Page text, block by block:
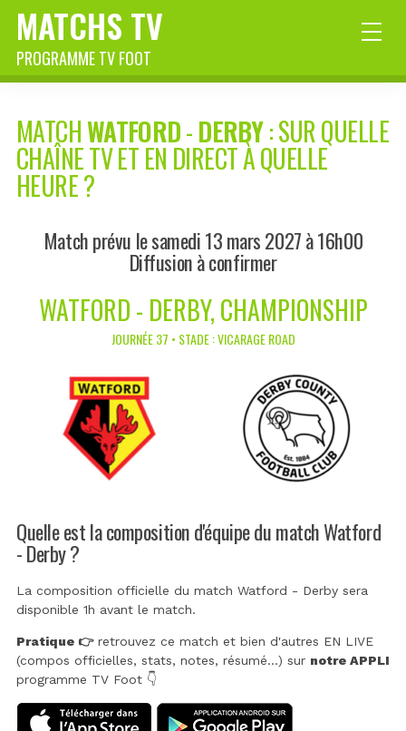
MATCHS TV
PROGRAMME TV FOOT
MATCHWATFORD-DERBY: SUR QUELLE
CHAÎNE TV ET EN DIRECT À QUELLE
HEURE ?
Match prévu le samedi 13 mars 2027 à 16h00
Diffusion à confirmer
WATFORD - DERBY, CHAMPIONSHIP
JOURNÉE 37 • STADE : VICARAGE ROAD
Quelle est la composition d'équipe du match Watford
- Derby ?
La composition officielle du match Watford - Derby sera
disponible 1h avant le match.
Pratique 👉retrouvez ce match et bien d'autres EN LIVE
(compos officielles, stats, notes, résumé...) sur notre APPLI
programme TV Foot 👇